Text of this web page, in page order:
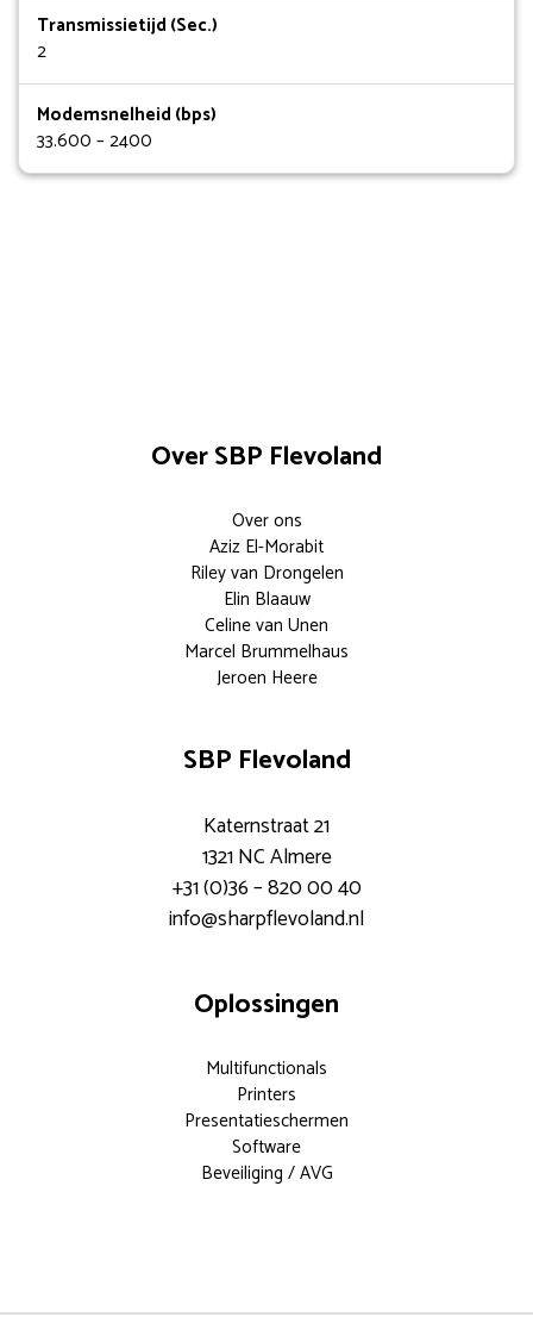
Transmissietijd (Sec.)
2
Modemsnelheid (bps)
33.600 – 2400
Over SBP Flevoland
Over ons
Aziz El-Morabit
Riley van Drongelen
Elin Blaauw
Celine van Unen
Marcel Brummelhaus
Jeroen Heere
SBP Flevoland
Katernstraat 21
1321 NC Almere
+31 (0)36 – 820 00 40
info@sharpflevoland.nl
Oplossingen
Multifunctionals
Printers
Presentatieschermen
Software
Beveiliging / AVG